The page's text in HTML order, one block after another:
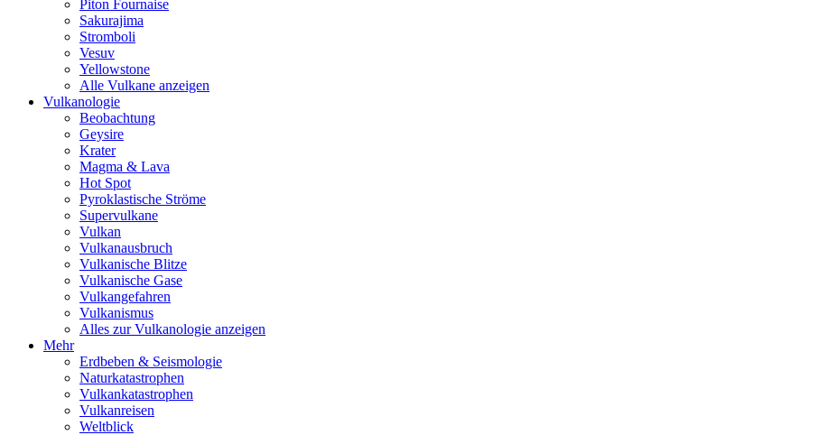
Piton Fournaise
Sakurajima
Stromboli
Vesuv
Yellowstone
Alle Vulkane anzeigen
Vulkanologie
Beobachtung
Geysire
Krater
Magma & Lava
Hot Spot
Pyroklastische Ströme
Supervulkane
Vulkan
Vulkanausbruch
Vulkanische Blitze
Vulkanische Gase
Vulkangefahren
Vulkanismus
Alles zur Vulkanologie anzeigen
Mehr
Erdbeben & Seismologie
Naturkatastrophen
Vulkankatastrophen
Vulkanreisen
Weltblick